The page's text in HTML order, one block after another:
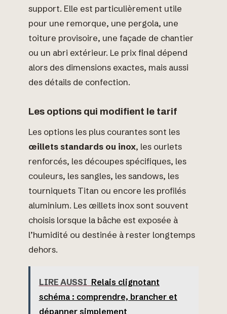
support. Elle est particulièrement utile
pour une remorque, une pergola, une
toiture provisoire, une façade de chantier
ou un abri extérieur. Le prix final dépend
alors des dimensions exactes, mais aussi
des détails de confection.
Les options qui modifient le tarif
Les options les plus courantes sont les
œillets standards ou inox, les ourlets
renforcés, les découpes spécifiques, les
couleurs, les sangles, les sandows, les
tourniquets Titan ou encore les profilés
aluminium. Les œillets inox sont souvent
choisis lorsque la bâche est exposée à
l’humidité ou destinée à rester longtemps
dehors.
LIRE AUSSI Relais clignotant
schéma : comprendre, brancher et
dépanner simplement